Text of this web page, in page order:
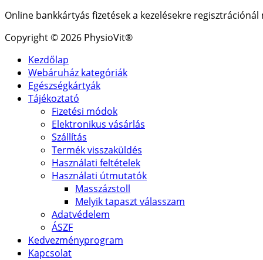
Online bankkártyás fizetések a kezelésekre
Copyright © 2026 PhysioVit®
Kezdőlap
Webáruház kategóriák
Egészségkártyák
Tájékoztató
Fizetési módok
Elektronikus vásárlás
Szállítás
Termék visszaküldés
Használati feltételek
Használati útmutatók
Masszázstoll
Melyik tapaszt válasszam
Adatvédelem
ÁSZF
Kedvezményprogram
Kapcsolat